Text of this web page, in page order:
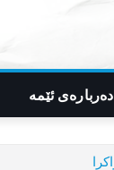
دەربارەی ئێمە